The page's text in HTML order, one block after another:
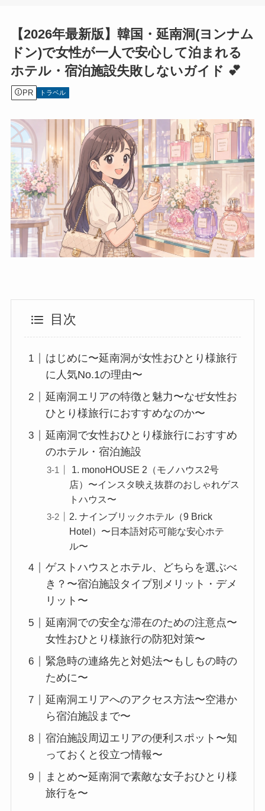
【2026年最新版】韓国・延南洞(ヨンナム
ドン)で女性が一人で安心して泊まれる
ホテル・宿泊施設失敗しないガイド 💕
PR トラベル
目次
はじめに〜延南洞が女性おひとり様旅行
に人気No.1の理由〜
延南洞エリアの特徴と魅力〜なぜ女性お
ひとり様旅行におすすめなのか〜
延南洞で女性おひとり様旅行におすすめ
のホテル・宿泊施設
1. monoHOUSE 2（モノハウス2号
店）〜インスタ映え抜群のおしゃれゲス
トハウス〜
2. ナインブリックホテル（9 Brick
Hotel）〜日本語対応可能な安心ホテ
ル〜
ゲストハウスとホテル、どちらを選ぶべ
き？〜宿泊施設タイプ別メリット・デメ
リット〜
延南洞での安全な滞在のための注意点〜
女性おひとり様旅行の防犯対策〜
緊急時の連絡先と対処法〜もしもの時の
ために〜
延南洞エリアへのアクセス方法〜空港か
ら宿泊施設まで〜
宿泊施設周辺エリアの便利スポット〜知
っておくと役立つ情報〜
まとめ〜延南洞で素敵な女子おひとり様
旅行を〜